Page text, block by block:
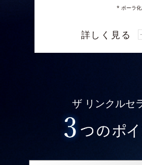
* ポーラ
「遊走」に着目。
真皮の線維芽細胞の「遊走
見しました。
オルビスは、細胞が修復箇所
けつける「遊走」から“スピ
詳しく見る
ザ リンクルセ